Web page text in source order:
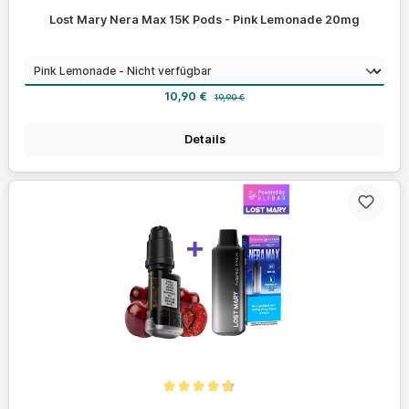
Lost Mary Nera Max 15K Pods - Pink Lemonade 20mg
Geschmackauswählen
Verkaufspreis:
10,90 € Regulärer Preis:
19,90 €
Details